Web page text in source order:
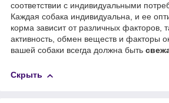
соответствии с индивидуальными
Каждая собака индивидуальна, и ее
корма зависит от различных факторов,
активность, обмен веществ и факторы
вашей собаки всегда должна быть
Скрыть